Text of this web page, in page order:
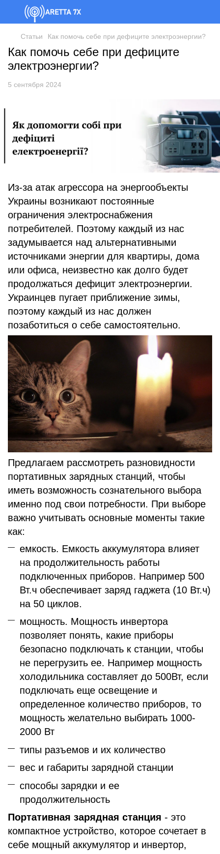
Cтатьи Как помочь себе при дефиците электроэнергии?
Как помочь себе при дефиците
электроэнергии?
5 сентября 2024
Из-за атак агрессора на энергообъекты
Украины возникают постоянные
ограничения электроснабжения
потребителей. Поэтому каждый из нас
задумывается над альтернативными
источниками энергии для квартиры, дома
или офиса, неизвестно как долго будет
продолжаться дефицит электроэнергии.
Украинцев пугает приближение зимы,
поэтому каждый из нас должен
позаботиться о себе самостоятельно.
Предлагаем рассмотреть разновидности
портативных зарядных станций, чтобы
иметь возможность сознательного выбора
именно под свои потребности. При выборе
важно учитывать основные моменты такие
как:
емкость. Емкость аккумулятора влияет
на продолжительность работы
подключенных приборов. Например 500
Вт.ч обеспечивает заряд гаджета (10 Вт.ч)
на 50 циклов.
мощность. Мощность инвертора
позволяет понять, какие приборы
безопасно подключать к станции, чтобы
не перегрузить ее. Например мощность
холодильника составляет до 500Вт, если
подключать еще освещение и
определенное количество приборов, то
мощность желательно выбирать 1000-
2000 Вт
типы разъемов и их количество
вес и габариты зарядной станции
способы зарядки и ее
продолжительность
Портативная зарядная станция - это
компактное устройство, которое сочетает в
себе мощный аккумулятор и инвертор,